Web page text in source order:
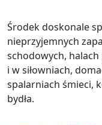
Środek doskonale
nieprzyjemnych
schodowych,
i w siłowniach,
spalarniach śmieci,
bydła.